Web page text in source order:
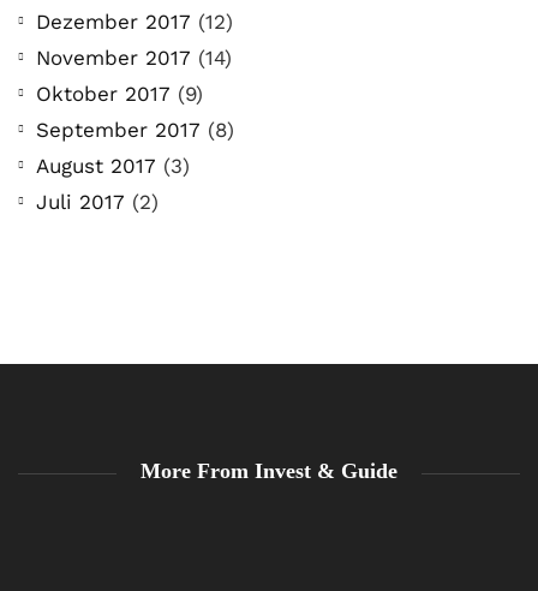
Dezember 2017 (12)
November 2017 (14)
Oktober 2017 (9)
September 2017 (8)
August 2017 (3)
Juli 2017 (2)
More From Invest & Guide